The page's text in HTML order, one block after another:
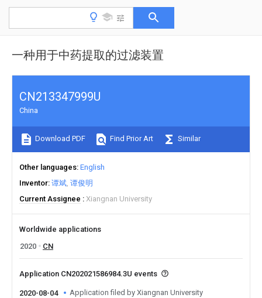
一种用于中药提取的过滤装置
CN213347999U
China
Download PDF Find Prior Art Similar
Other languages English
Inventor 谭斌 谭俊明
Current Assignee
Xiangnan University
Worldwide applications
2020
CN
Application CN202021586984.3U events
2020-08-04 Application filed by Xiangnan University